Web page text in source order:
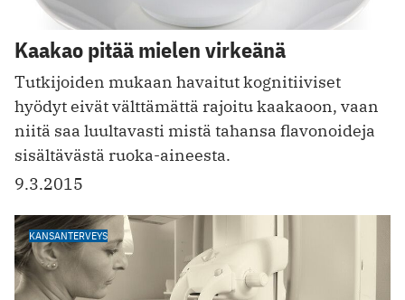
Kaakao pitää mielen virkeänä
Tutkijoiden mukaan havaitut kognitiiviset
hyödyt eivät välttämättä rajoitu kaakaoon, vaan
niitä saa luultavasti mistä tahansa flavonoideja
sisältävästä ruoka-aineesta.
9.3.2015
KANSANTERVEYS